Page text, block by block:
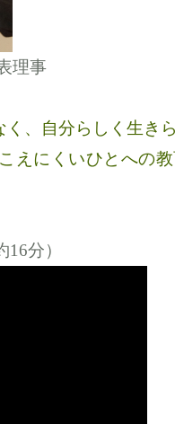
理事
く、自分らしく生き
えにくいひとへの
分）